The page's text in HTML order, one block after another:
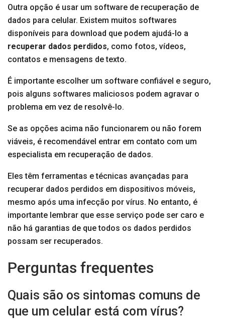
Outra opção é usar um software de recuperação de
dados para celular. Existem muitos softwares
disponíveis para download que podem ajudá-lo a
recuperar dados perdidos, como fotos, vídeos,
contatos e mensagens de texto.
É importante escolher um software confiável e seguro,
pois alguns softwares maliciosos podem agravar o
problema em vez de resolvê-lo.
Se as opções acima não funcionarem ou não forem
viáveis, é recomendável entrar em contato com um
especialista em recuperação de dados.
Eles têm ferramentas e técnicas avançadas para
recuperar dados perdidos em dispositivos móveis,
mesmo após uma infecção por vírus. No entanto, é
importante lembrar que esse serviço pode ser caro e
não há garantias de que todos os dados perdidos
possam ser recuperados.
Perguntas frequentes
Quais são os sintomas comuns de
que um celular está com vírus?